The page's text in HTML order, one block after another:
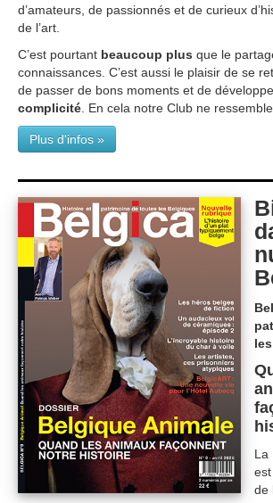
d’amateurs, de passionnés et de curieux
de l’art.
C’est pourtant beaucoup plus que le
connaissances. C’est aussi le plaisir de se
de passer de bons moments et de
complicité . En cela notre Club ne
Plus d'infos »
La
de